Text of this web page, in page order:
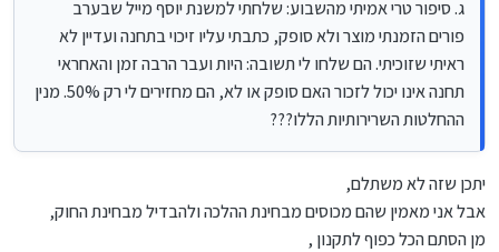
ג. סיפור טרי אמיתי מהשבוע: שלחתי למשנת יוסף מייל שבערב
פורים הזמנתי מוצר ולא סופק, כתבתי עליו זיכוי בתחנה ועדיין לא
ראיתי שזוכיתי. הם שלחו לי תשובה: היות ועבר הרבה זמן והאחראי
תחנה אינו יכול לזכור האם סופק או לא, הם מחזירים לי רק 50%. מנין
ההחלטות השרירותיות הללו???
יתכן שזה לא משתלם,
אבל אני מאמין שהם מכוסים מבחינת ההלכה ולהבדיל מבחינת החוק,
מן הסתם הכל כפוף לתקנון ,